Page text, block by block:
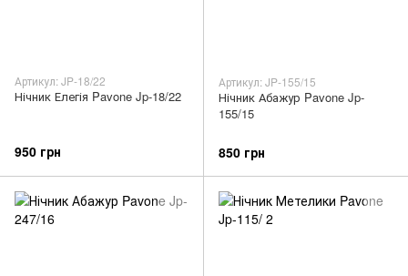
Артикул: JP-18/22
Нічник Елегія Pavone Jp-18/22
950 грн
Артикул: JP-155/15
Нічник Абажур Pavone Jp-
155/15
850 грн